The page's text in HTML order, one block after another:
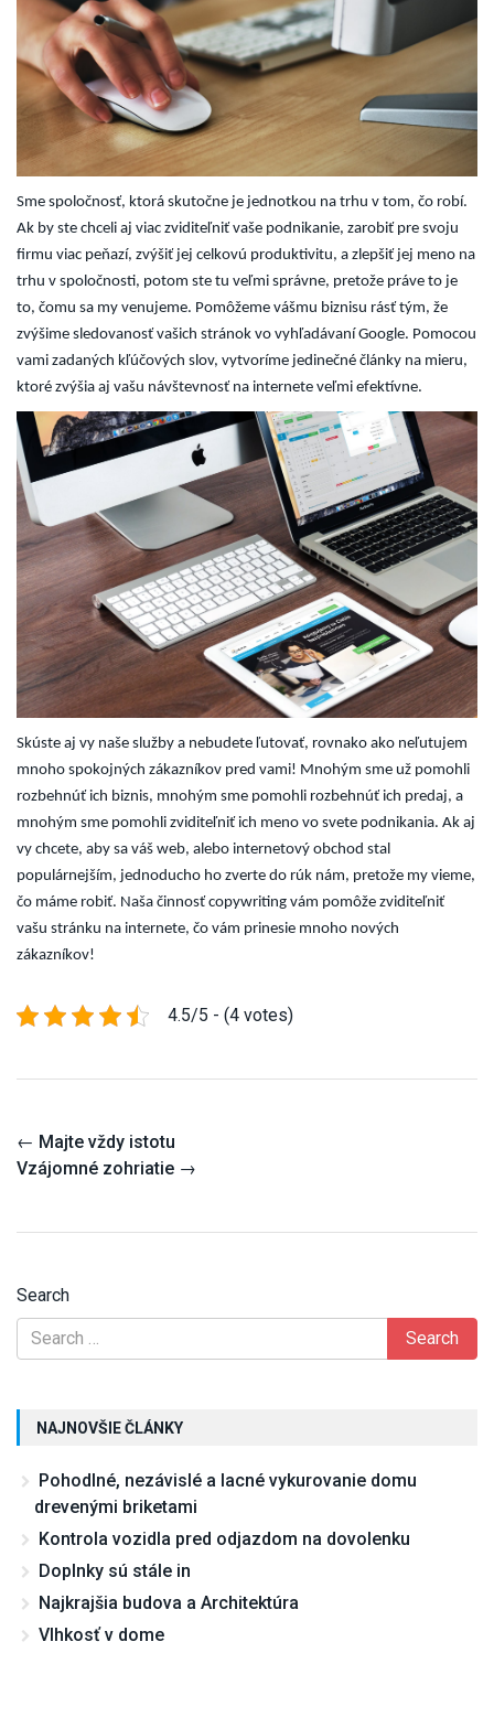
Sme spoločnosť, ktorá skutočne je jednotkou na trhu v tom, čo robí.
Ak by ste chceli aj viac zviditeľniť vaše podnikanie, zarobiť pre svoju
firmu viac peňazí, zvýšiť jej celkovú produktivitu, a zlepšiť jej meno na
trhu v spoločnosti, potom ste tu veľmi správne, pretože práve to je
to, čomu sa my venujeme. Pomôžeme vášmu biznisu rásť tým, že
zvýšime sledovanosť vašich stránok vo vyhľadávaní Google. Pomocou
vami zadaných kľúčových slov, vytvoríme jedinečné články na mieru,
ktoré zvýšia aj vašu návštevnosť na internete veľmi efektívne.
Skúste aj vy naše služby a nebudete ľutovať, rovnako ako neľutujem
mnoho spokojných zákazníkov pred vami! Mnohým sme už pomohli
rozbehnúť ich biznis, mnohým sme pomohli rozbehnúť ich predaj, a
mnohým sme pomohli zviditeľniť ich meno vo svete podnikania. Ak aj
vy chcete, aby sa váš web, alebo internetový obchod stal
populárnejším, jednoducho ho zverte do rúk nám, pretože my vieme,
čo máme robiť. Naša činnosť copywriting vám pomôže zviditeľniť
vašu stránku na internete, čo vám prinesie mnoho nových
zákazníkov!
4.5/5 - (4 votes)
Post
navigation
← Majte vždy istotu
Vzájomné zohriatie →
Search
NAJNOVŠIE ČLÁNKY
Pohodlné, nezávislé a lacné vykurovanie domu
drevenými briketami
Kontrola vozidla pred odjazdom na dovolenku
Doplnky sú stále in
Najkrajšia budova a Architektúra
Vlhkosť v dome